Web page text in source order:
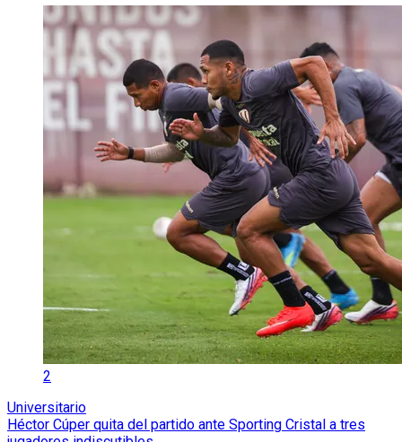
2
Universitario
Héctor Cúper quita del partido ante Sporting Cristal a tres